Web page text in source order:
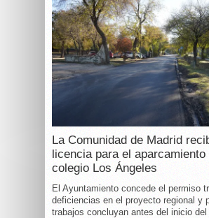
La Comunidad de Madrid
licencia para el aparcamiento
colegio Los Ángeles
El Ayuntamiento concede el permiso
deficiencias en el proyecto regional y
trabajos concluyan antes del inicio del